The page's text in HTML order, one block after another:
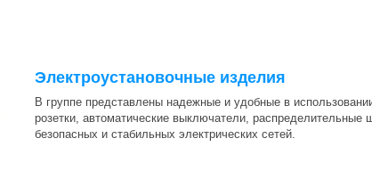
Электроустановочные изделия
В группе представлены надежные и удобные в
розетки, автоматические выключатели,
безопасных и стабильных электрических сетей.